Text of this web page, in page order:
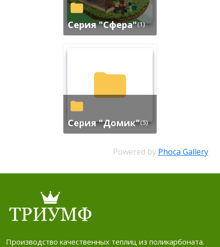
Серия "Сфера"(1)
Серия "Домик"(5)
Powered by Phoca Gallery
Производство качественных теплиц из поликарбоната.